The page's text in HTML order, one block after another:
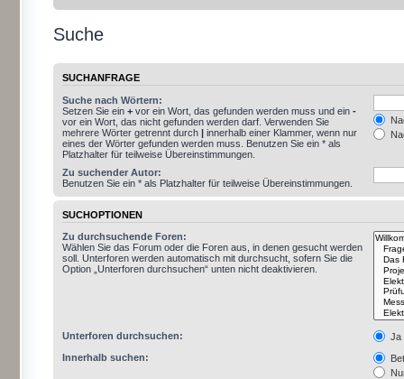
Suche
SUCHANFRAGE
Suche nach Wörtern:
Setzen Sie ein + vor ein Wort, das gefunden werden muss und ein -
vor ein Wort, das nicht gefunden werden darf. Verwenden Sie
mehrere Wörter getrennt durch | innerhalb einer Klammer, wenn nur
eines der Wörter gefunden werden muss. Benutzen Sie ein * als
Platzhalter für teilweise Übereinstimmungen.
Zu suchender Autor:
Benutzen Sie ein * als Platzhalter für teilweise Übereinstimmungen.
SUCHOPTIONEN
Zu durchsuchende Foren:
Wählen Sie das Forum oder die Foren aus, in denen gesucht werden
soll. Unterforen werden automatisch mit durchsucht, sofern Sie die
Option „Unterforen durchsuchen“ unten nicht deaktivieren.
Unterforen durchsuchen:
Ja
Innerhalb suchen: